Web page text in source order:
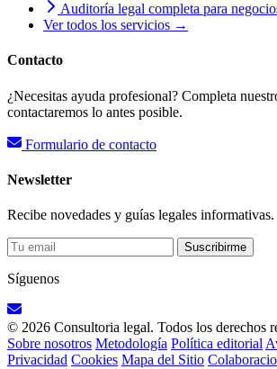
Auditoría legal completa para
Ver todos los servicios →
Contacto
¿Necesitas ayuda profesional? Completa
contactaremos lo antes posible.
Formulario de contacto
Newsletter
Recibe novedades y guías legales informativas.
Suscribirme
Síguenos
© 2026 Consultoria legal. Todos los derechos
Sobre nosotros Metodología Política editorial
Privacidad Cookies Mapa del Sitio